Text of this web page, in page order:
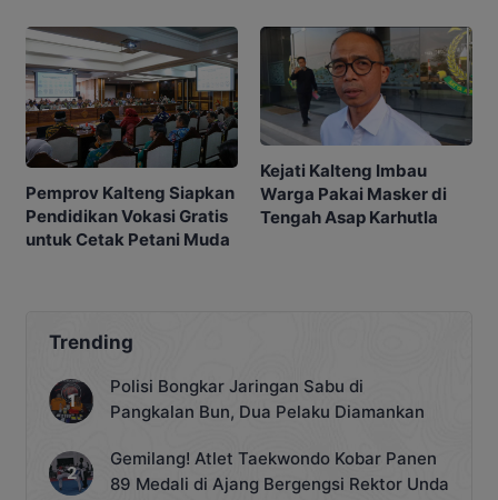
Pemprov Kalteng Siapkan
Pendidikan Vokasi Gratis
untuk Cetak Petani Muda
Kejati Kalteng Imbau
Warga Pakai Masker di
Tengah Asap Karhutla
Trending
Polisi Bongkar Jaringan Sabu di
Pangkalan Bun, Dua Pelaku Diamankan
Gemilang! Atlet Taekwondo Kobar Panen
89 Medali di Ajang Bergengsi Rektor Unda